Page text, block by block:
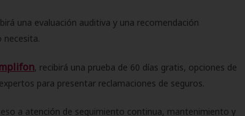
una evaluación auditiva y una recomendación
necesita.
, recibirá una prueba de 60 días gratis, opciones de
para presentar reclamaciones de seguros.
a atención de seguimiento continua, mantenimiento y